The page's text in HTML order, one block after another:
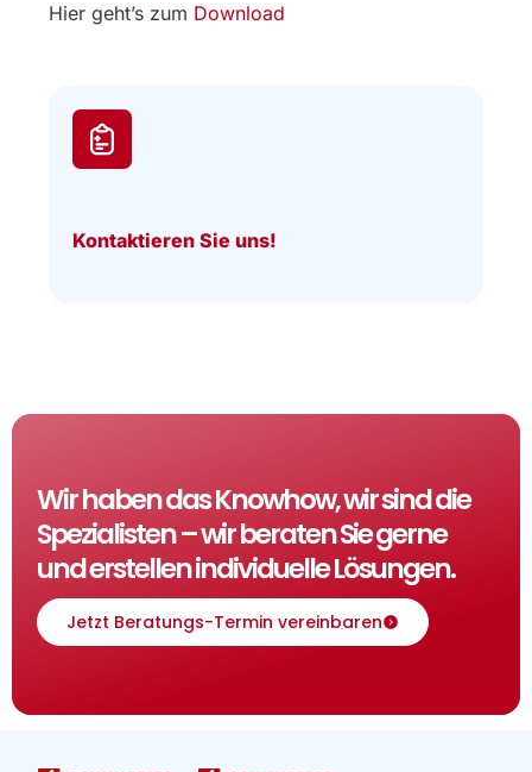
Hier geht’s zum Download
Kontaktieren Sie uns!
Wir haben das Knowhow, wir sind die
Spezialisten – wir beraten Sie gerne
und erstellen individuelle Lösungen.
Jetzt Beratungs-Termin vereinbaren